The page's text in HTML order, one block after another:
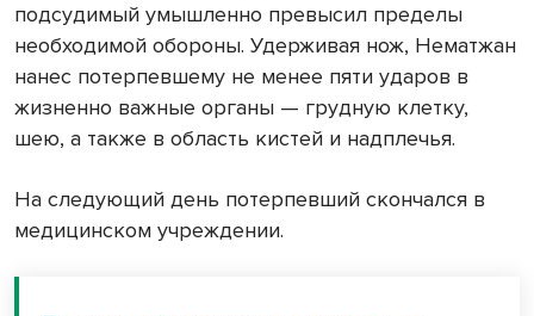
подсудимый умышленно превысил пределы
необходимой обороны. Удерживая нож, Нематжан
нанес потерпевшему не менее пяти ударов в
жизненно важные органы — грудную клетку,
шею, а также в область кистей и надплечья.
На следующий день потерпевший скончался в
медицинском учреждении.